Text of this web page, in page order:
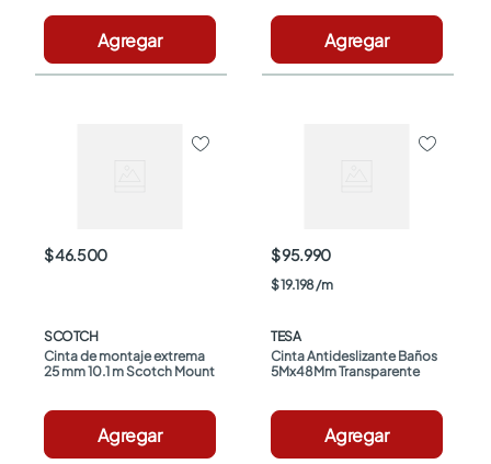
Agregar Agregar
$ 46.500
SCOTCH
Cinta de montaje extrema
25 mm 10.1 m Scotch Mount
Agregar
$ 95.990
$19.198/m
TESA
Cinta Antideslizante Baños
5Mx48Mm Transparente
Agregar